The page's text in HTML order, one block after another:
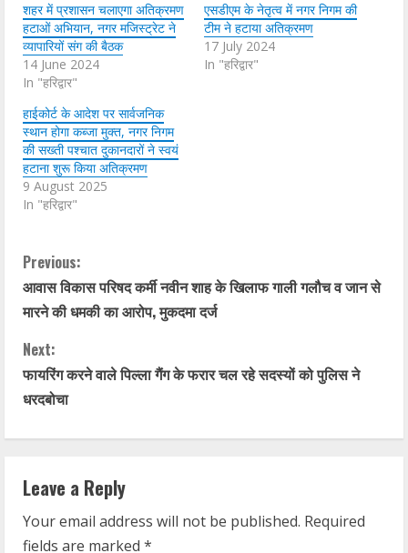
शहर में प्रशासन चलाएगा अतिक्रमण
हटाओं अभियान, नगर मजिस्ट्रेट ने
व्यापारियों संग की बैठक
14 June 2024
In "हरिद्वार"
एसडीएम के नेतृत्व में नगर निगम की
टीम ने हटाया अतिक्रमण
17 July 2024
In "हरिद्वार"
हाईकोर्ट के आदेश पर सार्वजनिक
स्थान होगा कब्जा मुक्त, नगर निगम
की सख्ती पश्चात दुकानदारों ने स्वयं
हटाना शुरू किया अतिक्रमण
9 August 2025
In "हरिद्वार"
C
o
n
t
u
e
Previous:
आवास विकास परिषद कर्मी नवीन शाह के खिलाफ गाली गलौच व जान से
मारने की धमकी का आरोप, मुकदमा दर्ज
Next:
फायरिंग करने वाले पिल्ला गैंग के फरार चल रहे सदस्यों को पुलिस ने
धरदबोचा
Leave a Reply
Your email address will not be published. Required
fields are marked *